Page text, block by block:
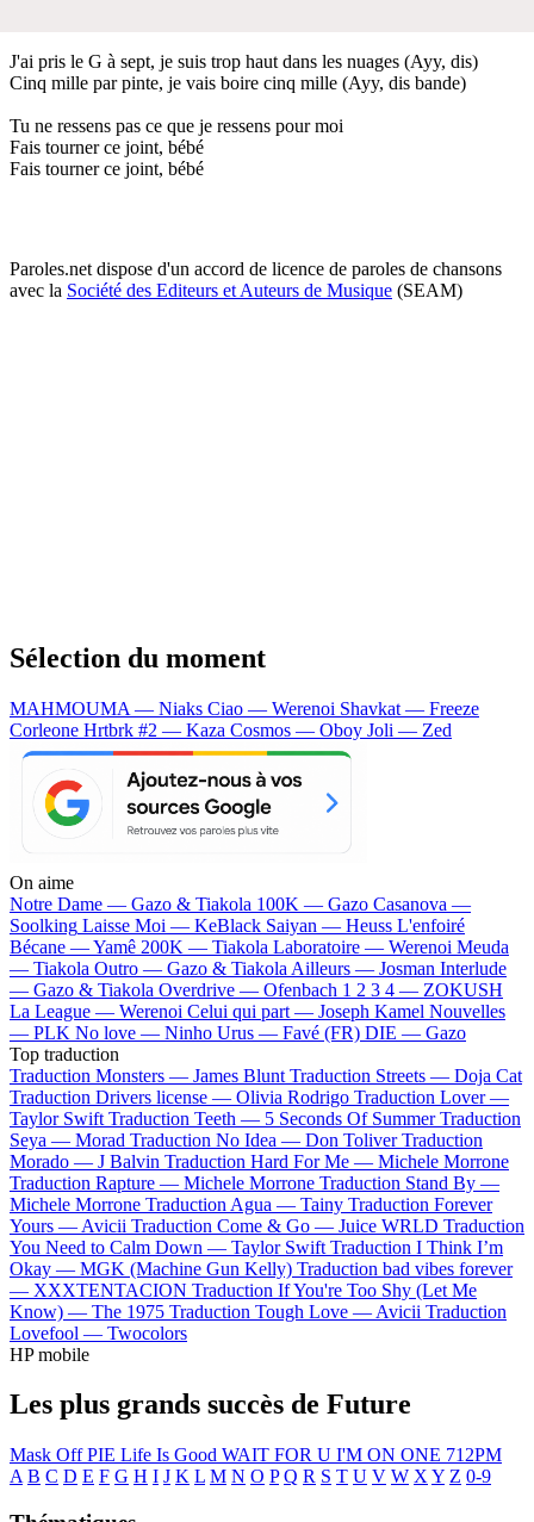
J'ai pris le G à sept, je suis trop haut dans les nuages (Ayy, dis)
Cinq mille par pinte, je vais boire cinq mille (Ayy, dis bande)
Tu ne ressens pas ce que je ressens pour moi
Fais tourner ce joint, bébé
Fais tourner ce joint, bébé
Paroles.net dispose d'un accord de licence de paroles de chansons
avec la Société des Editeurs et Auteurs de Musique (SEAM)
Sélection du moment
MAHMOUMA — Niaks Ciao — Werenoi Shavkat — Freeze
Corleone Hrtbrk #2 — Kaza Cosmos — Oboy Joli — Zed
On aime
Notre Dame — Gazo & Tiakola 100K — Gazo Casanova —
Soolking Laisse Moi — KeBlack Saiyan — Heuss L'enfoiré
Bécane —Yamê 200K — Tiakola Laboratoire — Werenoi Meuda
— Tiakola Outro — Gazo & Tiakola Ailleurs — Josman Interlude
— Gazo & Tiakola Overdrive — Ofenbach 1 2 3 4 — ZOKUSH
La League — Werenoi Celui qui part — Joseph Kamel Nouvelles
— PLK No love — Ninho Urus — Favé (FR) DIE — Gazo
Top traduction
Traduction Monsters — James Blunt Traduction Streets — Doja Cat
Traduction Drivers license — Olivia Rodrigo Traduction Lover —
Taylor Swift Traduction Teeth — 5 Seconds Of Summer Traduction
Seya — Morad Traduction No Idea — Don Toliver Traduction
Morado — J Balvin Traduction Hard For Me — Michele Morrone
Traduction Rapture — Michele Morrone Traduction Stand By —
Michele Morrone Traduction Agua — Tainy Traduction Forever
Yours — Avicii Traduction Come & Go — Juice WRLD Traduction
You Need to Calm Down — Taylor Swift Traduction I Think I’m
Okay — MGK (Machine Gun Kelly) Traduction bad vibes forever
— XXXTENTACION Traduction If You're Too Shy (Let Me
Know) — The 1975 Traduction Tough Love — Avicii Traduction
Lovefool — Twocolors
HP mobile
Les plus grands succès de Future
Mask OffPIE Life Is Good WAIT FOR U I'M ON ONE 712PM
A B C D E F G H I J K L M N O P Q R S T U V W X Y Z 0-9